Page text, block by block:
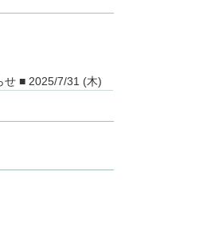
せ ■ 2025/7/31 (木)